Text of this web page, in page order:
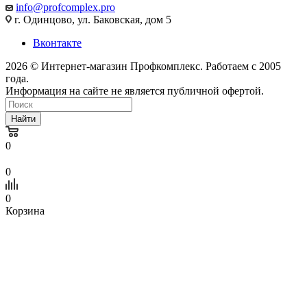
info@profcomplex.pro
г. Одинцово, ул. Баковская, дом 5
Вконтакте
2026 © Интернет-магазин Профкомплекс. Работаем с 2005
года.
Информация на сайте не является публичной офертой.
Найти
0
0
0
Корзина